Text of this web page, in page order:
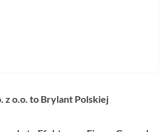
z o.o. to Brylant Polskiej